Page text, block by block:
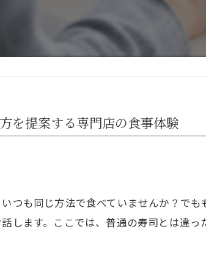
を提案する専門店の食事体験
つも同じ方法で食べていませんか？で
します。ここでは、普通の寿司とは違